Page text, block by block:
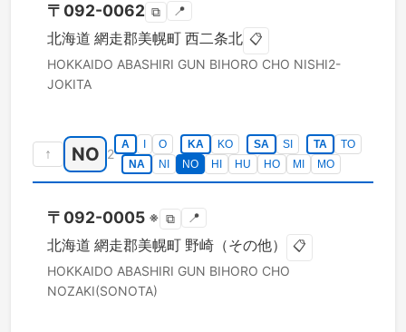
〒 092-0062 ⧉ 📍
北海道 網走郡美幌町 西二条北 📋
HOKKAIDO ABASHIRI GUN BIHORO CHO NISHI2-
JOKITA
↑ NO 2
A O KA KO SA SI TA
TO
NA
NI NO HI HU HO MI MO
〒 092-0005 ※ ⧉ 📍
北海道 網走郡美幌町 野崎（その他） 📋
HOKKAIDO ABASHIRI GUN BIHORO CHO
NOZAKI(SONOTA)